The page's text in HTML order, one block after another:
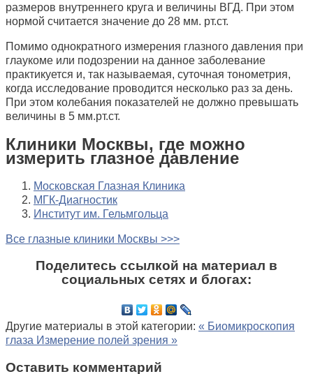
размеров внутреннего круга и величины ВГД. При этом
нормой считается значение до 28 мм. рт.ст.
Помимо однократного измерения глазного давления при
глаукоме или подозрении на данное заболевание
практикуется и, так называемая, суточная тонометрия,
когда исследование проводится несколько раз за день.
При этом колебания показателей не должно превышать
величины в 5 мм.рт.ст.
Клиники Москвы, где можно
измерить глазное давление
Московская Глазная Клиника
МГК-Диагностик
Институт им. Гельмгольца
Все глазные клиники Москвы >>>
Поделитесь ссылкой на материал в
социальных сетях и блогах:
Другие материалы в этой категории: « Биомикроскопия
глаза Измерение полей зрения »
Оставить комментарий